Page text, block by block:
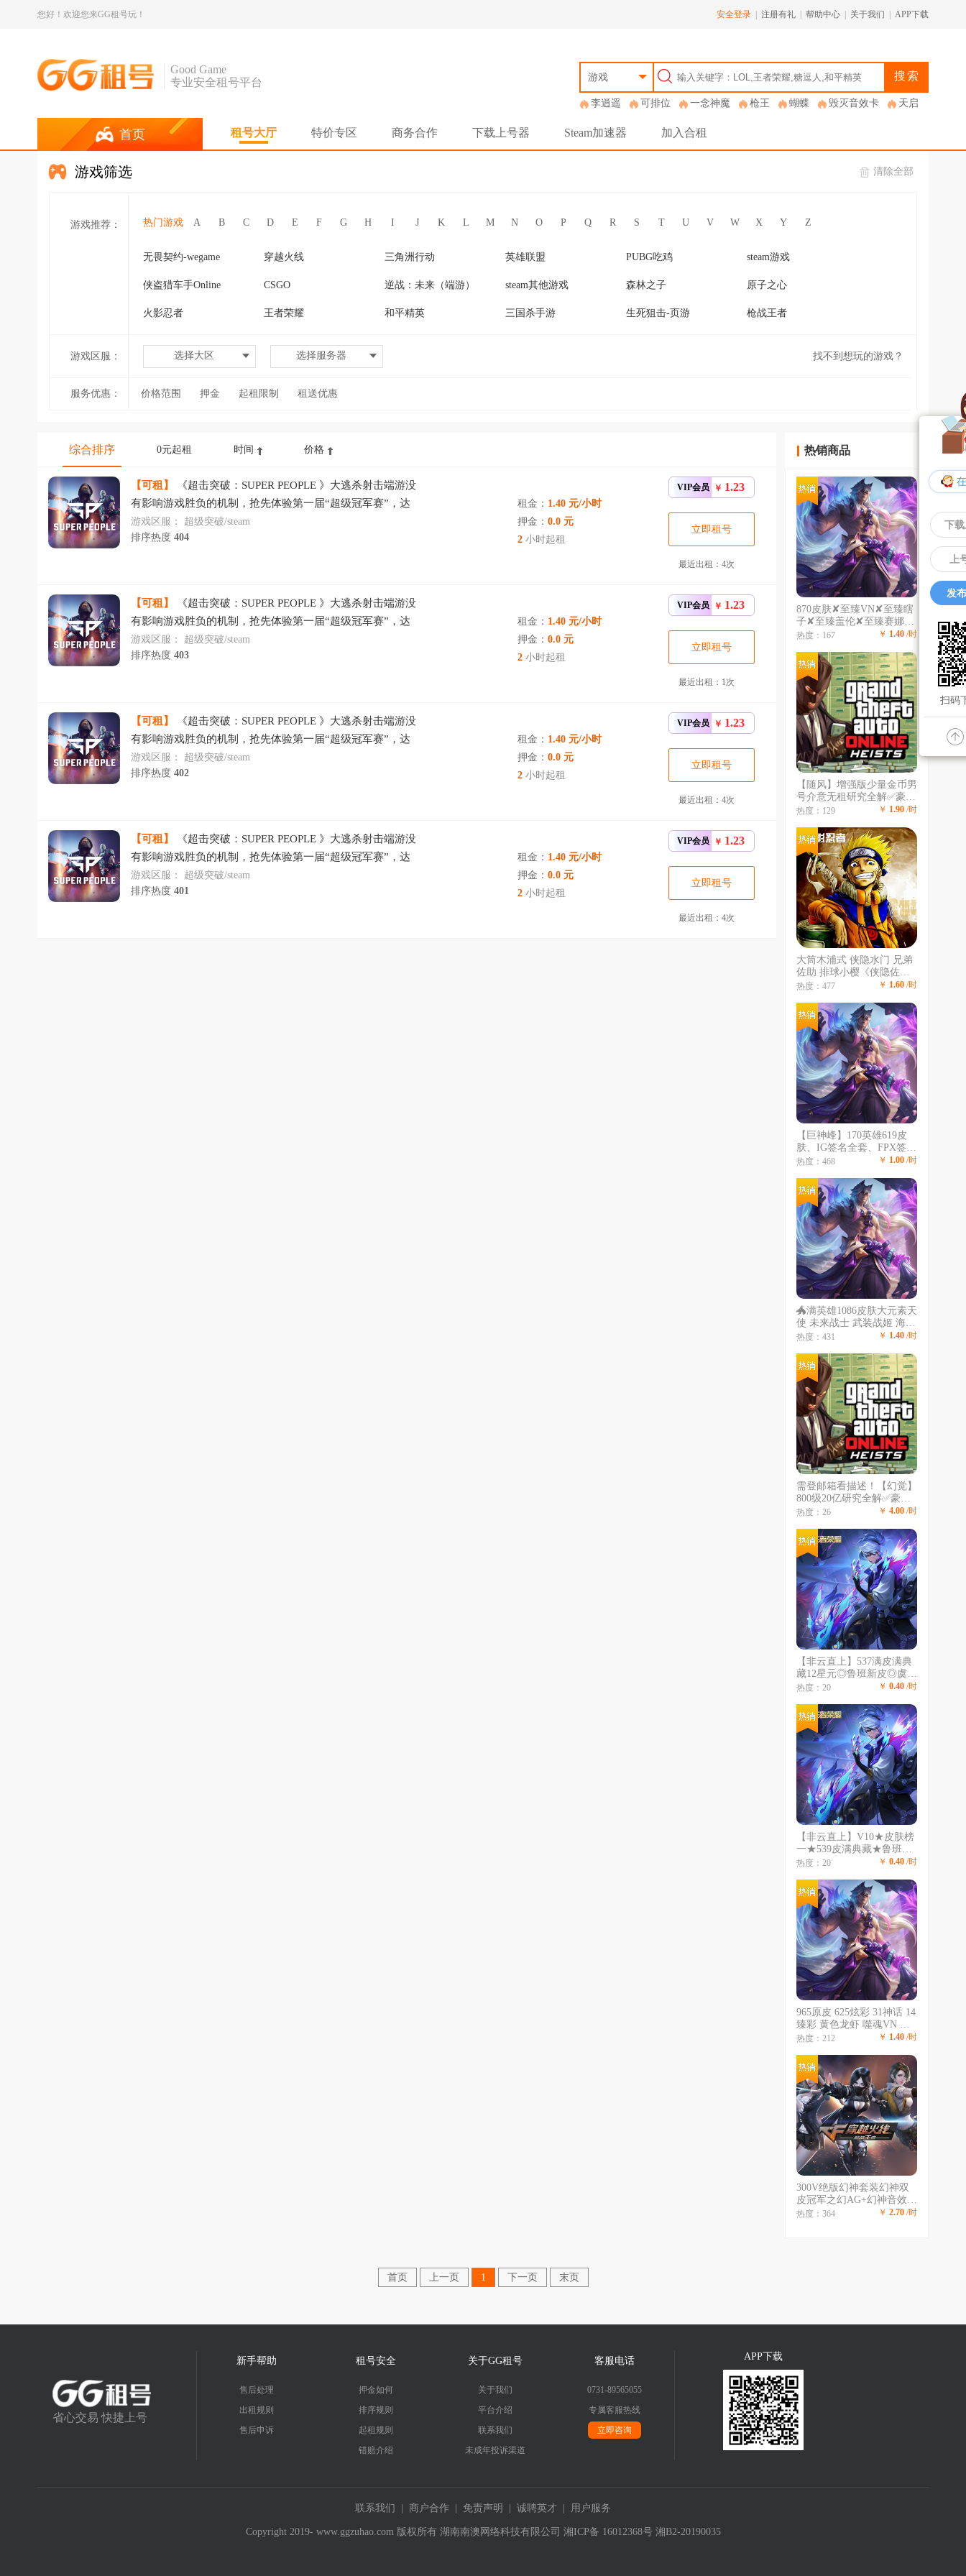
您好！欢迎您来GG租号玩！ 安全登录 注册有礼 帮助中心 关于我们 APP下载
Good Game
专业安全租号平台
游戏 搜索
李逍遥 可排位 一念神魔 枪王 蝴蝶 毁灭音效卡 天启
首页 租号大厅 特价专区 商务合作 下载上号器 Steam加速器 加入合租
游戏筛选 清除全部
游戏推荐： 热门游戏 A B C D E F G H I J K L M N O P Q R S T U V W X Y Z
无畏契约-wegame 穿越火线 三角洲行动 英雄联盟 PUBG吃鸡 steam游戏
侠盗猎车手Online CSGO 逆战：未来（端游） steam其他游戏 森林之子 原子之心
火影忍者 王者荣耀 和平精英 三国杀手游 生死狙击-页游 枪战王者
游戏区服： 选择大区 选择服务器 找不到想玩的游戏？
服务优惠： 价格范围 押金 起租限制 租送优惠
综合排序 0元起租 时间 价格
【可租】
《超击突破：SUPER PEOPLE 》大逃杀射击端游没
有影响游戏胜负的机制，抢先体验第一届“超级冠军赛”，达
到10级就可参与，快来一起玩吧~
游戏区服： 超级突破/steam
排序热度 404
租金： 1.40 元/小时
押金： 0.0 元
2 小时起租
VIP会员 ￥ 1.23
立即租号
最近出租：4次
【可租】
《超击突破：SUPER PEOPLE 》大逃杀射击端游没
有影响游戏胜负的机制，抢先体验第一届“超级冠军赛”，达
到10级就可参与，快来一起玩吧~
游戏区服： 超级突破/steam
排序热度 403
租金： 1.40 元/小时
押金： 0.0 元
2 小时起租
VIP会员 ￥ 1.23
立即租号
最近出租：1次
【可租】
《超击突破：SUPER PEOPLE 》大逃杀射击端游没
有影响游戏胜负的机制，抢先体验第一届“超级冠军赛”，达
到10级就可参与，快来一起玩吧~
游戏区服： 超级突破/steam
排序热度 402
租金： 1.40 元/小时
押金： 0.0 元
2 小时起租
VIP会员 ￥ 1.23
立即租号
最近出租：4次
【可租】
《超击突破：SUPER PEOPLE 》大逃杀射击端游没
有影响游戏胜负的机制，抢先体验第一届“超级冠军赛”，达
到10级就可参与，快来一起玩吧~
游戏区服： 超级突破/steam
排序热度 401
租金： 1.40 元/小时
押金： 0.0 元
2 小时起租
VIP会员 ￥ 1.23
立即租号
最近出租：4次
热销商品
870皮肤✘至臻VN✘至臻瞎
子✘至臻盖伦✘至臻赛娜✘
恐惧新星✘海克斯波比人马
电玩瑞文女枪阿狸人马✘嫦
娥花木兰
热度：167 ￥ 1.40 /时
【随风】增强版少量金币男
号介意无租研究全解✅豪车
爆炸狙✅会所嫩模✅游艇✅
热度：129 ￥ 1.90 /时
大筒木浦式 侠隐水门 兄弟
佐助 排球小樱《侠隐佐助
💥漂泊带土》全60S💥3600
隐兜 泳装鼬💥《漂泊小南
全漂泊忍》/空导
热度：477 ￥ 1.60 /时
【巨神峰】170英雄619皮
肤、IG签名全套、FPX签名
全套、海克斯安妮、海克斯
豪、至臻瑞文、至臻亚索、
至臻塞拉斯、奥斯曼大帝蛮
王、彩虹马
热度：468 ￥ 1.00 /时
🐲满英雄1086皮肤大元素天
使 未来战士 武装战姬 海克
斯：皇子 鳄鱼 大嘴 摄魂薇
热度：431 ￥ 1.40 /时
需登邮箱看描述！【幻觉】
800级20亿研究全解✅豪车
爆炸狙✅会所嫩模✅游艇✅
意投诉拉黑
热度：26 ￥ 4.00 /时
【非云直上】537满皮满典
藏12星元◎鲁班新皮◎虞姬
星元◎天使星元◎白金战神
热度：20 ￥ 0.40 /时
【非云直上】V10★皮肤榜
一★539皮满典藏★鲁班时
之奇旅会员★虞姬黛羽霜翎
大师★多金标★个性按键
热度：20 ￥ 0.40 /时
965原皮 625炫彩 31神话 14
臻彩 黄色龙虾 噬魂VN 云
顶神话崔丝塔娜 鼠年年套
节 冠军限定 泳池 电玩
热度：212 ￥ 1.40 /时
300V绝版幻神套装幻神双
皮冠军之幻AG+幻神音效卡
星神白虎QBZ传说暗裔双雷
热度：364 ￥ 2.70 /时
首页 上一页 1 下一页 末页
省心交易 快捷上号
新手帮助
售后处理
出租规则
售后申诉
租号安全
押金如何
排序规则
起租规则
错赔介绍
关于GG租号
关于我们
平台介绍
联系我们
未成年投诉渠道
客服电话
0731-89565055
专属客服热线
立即咨询
APP下载
联系我们 商户合作 免责声明 诚聘英才 用户服务
Copyright 2019- www.ggzuhao.com 版权所有 湖南南澳网络科技有限公司 湘ICP备 16012368号 湘B2-20190035
下
上
发
扫码